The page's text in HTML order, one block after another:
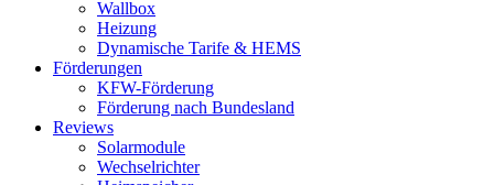
Wallbox
Heizung
Dynamische Tarife & HEMS
Förderungen
KFW-Förderung
Förderung nach Bundesland
Reviews
Solarmodule
Wechselrichter